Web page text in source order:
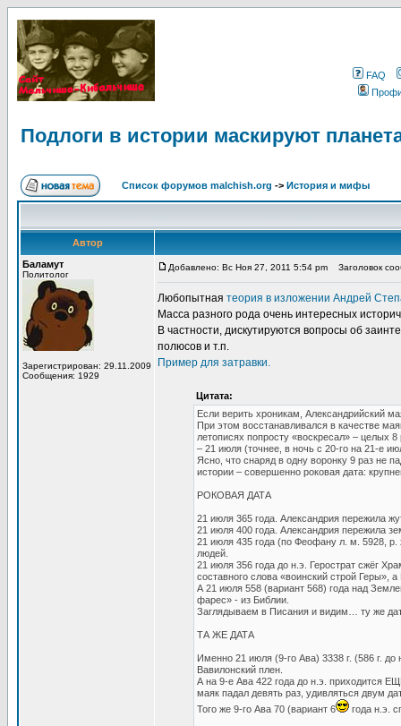
FAQ
Подлоги в истории маскируют
Список форумов malchish.org -> История и мифы
Автор
Баламут
Политолог
Зарегистрирован: 29.11.2009
Сообщения: 1929
Добавлено: Вс Ноя 27, 2011 5:54 pm Заголовок
Любопытная теория в изложении Андрей
Масса разного рода очень интересных
В частности, дискутируются вопросы об
полюсов и т.п.
Пример для затравки.
Цитата:
Если верить хроникам, Александрийский
При этом восстанавливался в качестве
летописях попросту «воскресал» – целых
– 21 июля (точнее, в ночь с 20-го на 21-е
Ясно, что снаряд в одну воронку 9 раз не
истории – совершенно роковая дата:
РОКОВАЯ ДАТА
21 июля 365 года. Александрия пережила
21 июля 400 года. Александрия пережила
21 июля 435 года (по Феофану л. м. 5928, р.
людей.
21 июля 356 года до н.э. Герострат сжёг
составного слова «воинский строй Геры»,
А 21 июля 558 (вариант 568) года над
фарес» - из Библии.
Заглядываем в Писания и видим… ту же
ТА ЖЕ ДАТА
Именно 21 июля (9-го Ава) 3338 г. (586 г.
Вавилонский плен.
А на 9-е Ава 422 года до н.э. приходится
маяк падал девять раз, удивляться двум
Того же 9-го Ава 70 (вариант 6
года н.э.